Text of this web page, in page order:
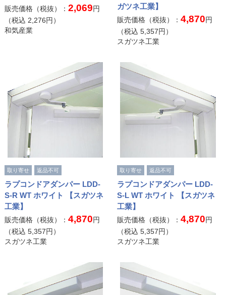
販売価格（税抜）： 2,069円
（税込 2,276円）
和気産業
ガツネ工業】
販売価格（税抜）：4,870円
（税込5,357円）
スガツネ工業
取り寄せ 返品不可
ラプコンドアダンパー LDD-
S-R WT ホワイト 【スガツネ
工業】
販売価格（税抜）： 4,870円
（税込 5,357円）
スガツネ工業
取り寄せ 返品不可
ラプコンドアダンパー LDD-
S-L WT ホワイト 【スガツネ
工業】
販売価格（税抜）：4,870円
（税込5,357円）
スガツネ工業